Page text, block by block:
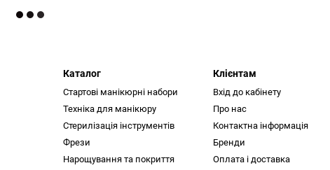
Каталог
Стартові манікюрні набори
Техніка для манікюру
Стерилізація інструментів
Фрези
Нарощування та покриття
Клієнтам
Вхід до кабінету
Про нас
Контактна інформація
Бренди
Оплата і доставка